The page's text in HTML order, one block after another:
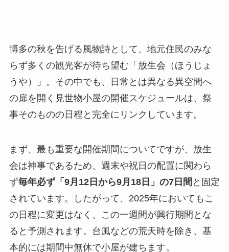
博多の秋を告げる風物詩として、地元住民のみな
らず多くの観光客が待ち望む「放生会（ほうじょ
うや）」。その中でも、日常とは異なる異空間へ
の扉を開く見世物小屋の開催スケジュールは、祭
事そのものの日程と完全にリンクしています。
まず、最も重要な開催期間についてですが、放生
会は神事であるため、週末や祝日の配置に関わら
ず毎年必ず「9月12日から9月18日」の7日間 と固定
されています。したがって、2025年においてもこ
の日程に変更はなく、この一週間が興行期間とな
ると予測されます。台風などの荒天時を除き、基
本的には期間中無休で小屋が建ちます。